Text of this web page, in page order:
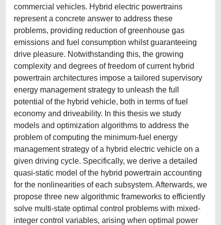
commercial vehicles. Hybrid electric powertrains
represent a concrete answer to address these
problems, providing reduction of greenhouse gas
emissions and fuel consumption whilst guaranteeing
drive pleasure. Notwithstanding this, the growing
complexity and degrees of freedom of current hybrid
powertrain architectures impose a tailored supervisory
energy management strategy to unleash the full
potential of the hybrid vehicle, both in terms of fuel
economy and driveability. In this thesis we study
models and optimization algorithms to address the
problem of computing the minimum-fuel energy
management strategy of a hybrid electric vehicle on a
given driving cycle. Specifically, we derive a detailed
quasi-static model of the hybrid powertrain accounting
for the nonlinearities of each subsystem. Afterwards, we
propose three new algorithmic frameworks to efficiently
solve multi-state optimal control problems with mixed-
integer control variables, arising when optimal power